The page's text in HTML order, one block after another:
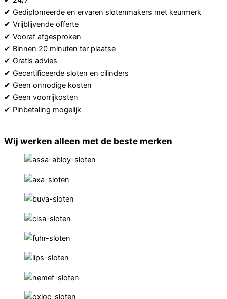
✔ Gediplomeerde en ervaren slotenmakers met keurmerk
✔ Vrijblijvende offerte
✔ Vooraf afgesproken
✔ Binnen 20 minuten ter plaatse
✔ Gratis advies
✔ Gecertificeerde sloten en cilinders
✔ Geen onnodige kosten
✔ Geen voorrijkosten
✔ Pinbetaling mogelijk
Wij werken alleen met de beste merken